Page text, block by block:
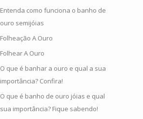
Entenda como funciona o banho de
ouro semijóias
Folheação A Ouro
Folhear A Ouro
O que é banhar a ouro e qual a sua
importância? Confira!
O que é banho de ouro jóias e qual
sua importância? Fique sabendo!